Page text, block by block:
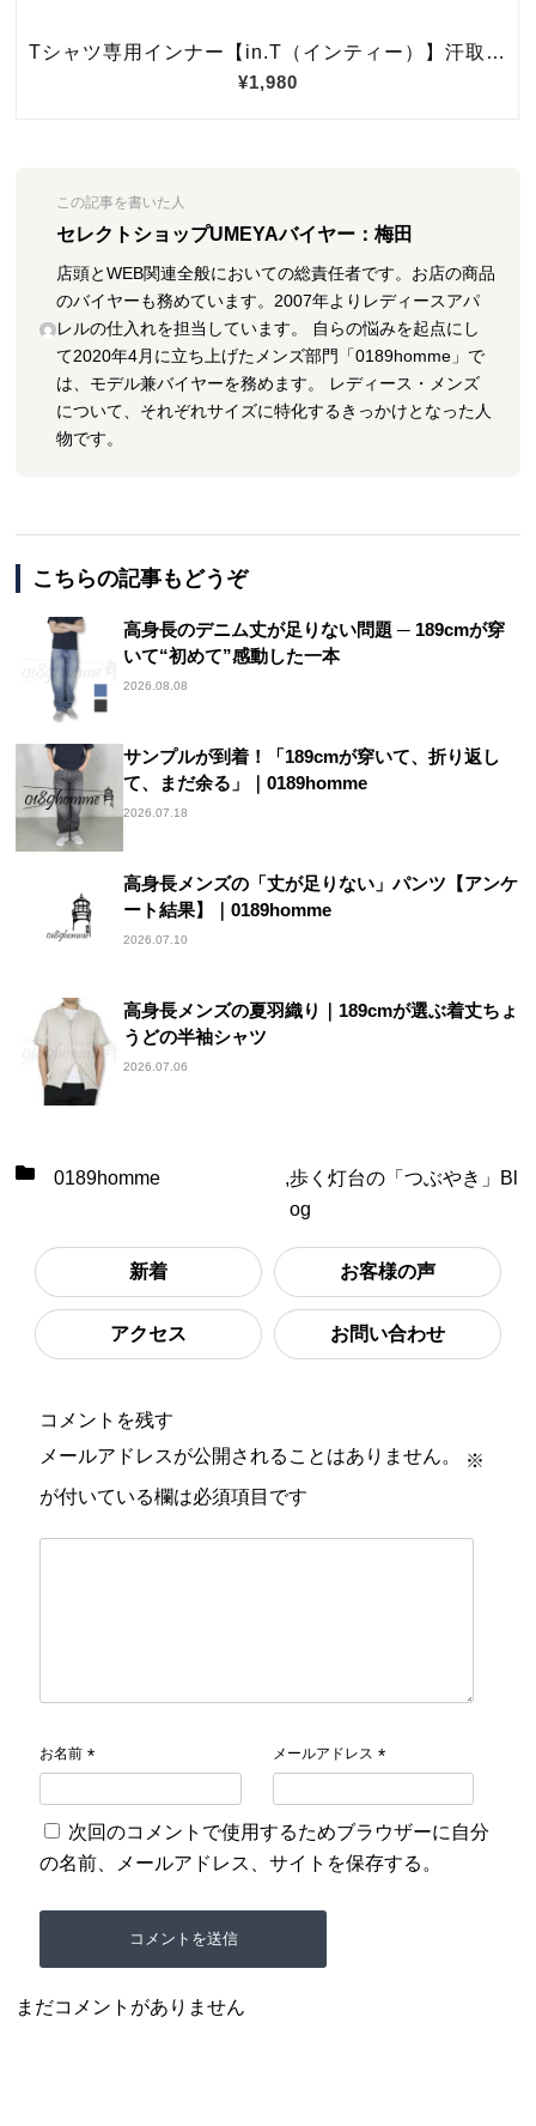
この記事を書いた人
セレクトショップUMEYAバイヤー：梅田
店頭とWEB関連全般においての総責任者です。お店の商品
のバイヤーも務めています。2007年よりレディースアパ
レルの仕入れを担当しています。 自らの悩みを起点にし
て2020年4月に立ち上げたメンズ部門「0189homme」で
は、モデル兼バイヤーを務めます。 レディース・メンズ
について、それぞれサイズに特化するきっかけとなった人
物です。
こちらの記事もどうぞ
高身長のデニム丈が足りない問題 ─ 189cmが穿
いて“初めて”感動した一本
2026.08.08
サンプルが到着！「189cmが穿いて、折り返し
て、まだ余る」｜0189homme
2026.07.18
高身長メンズの「丈が足りない」パンツ【アンケ
ート結果】｜0189homme
2026.07.10
高身長メンズの夏羽織り｜189cmが選ぶ着丈ちょ
うどの半袖シャツ
2026.07.06
0189homme ,歩く灯台の「つぶやき」Bl
og
新着 お客様の声
アクセス お問い合わせ
コメントを残す
メールアドレスが公開されることはありません。
※
が付いている欄は必須項目です
お名前 * メールアドレス *
次回のコメントで使用するためブラウザーに自分
の名前、メールアドレス、サイトを保存する。
まだコメントがありません